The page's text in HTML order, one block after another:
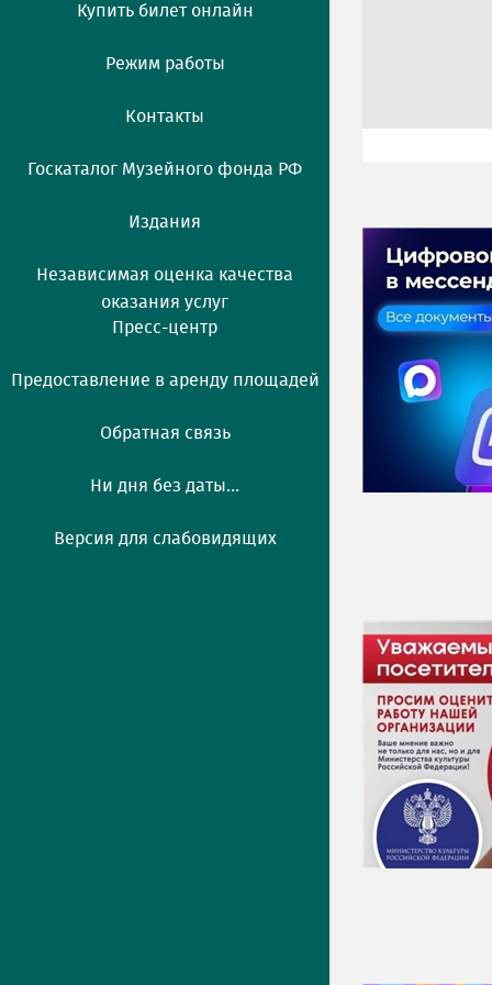
Купить билет онлайн
Режим работы
Контакты
Госкаталог Музейного фонда РФ
Издания
Независимая оценка качества
оказания услуг
Пресс-центр
Предоставление в аренду площадей
Обратная связь
Ни дня без даты...
Версия для слабовидящих